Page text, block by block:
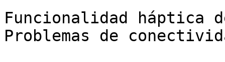
Funcionalidad háptica
Problemas de